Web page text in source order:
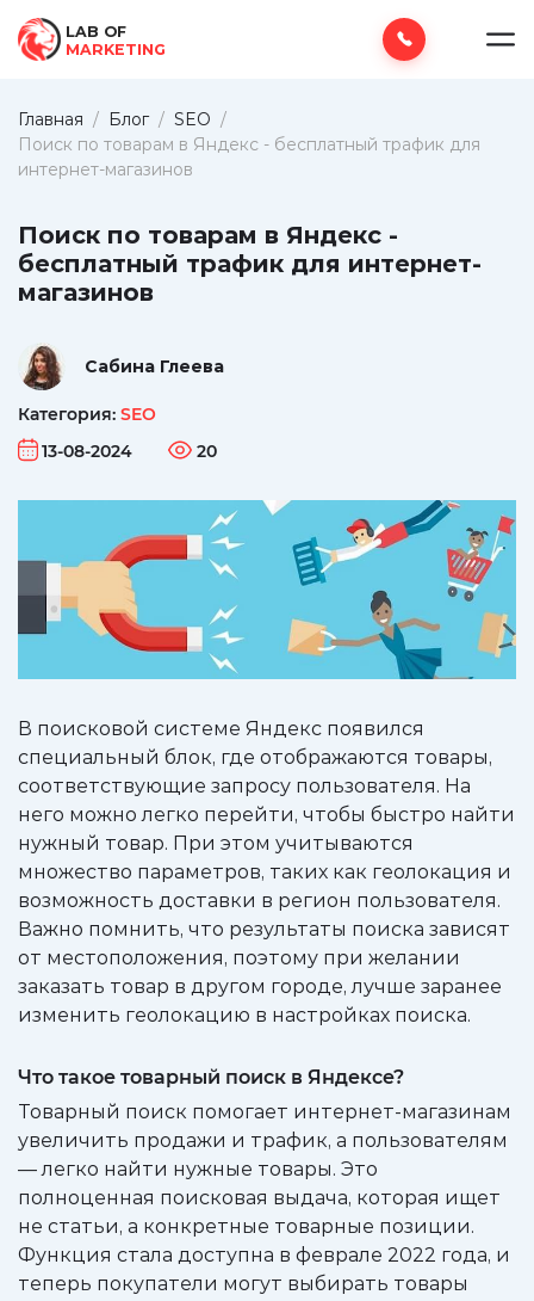
LAB OF
MARKETING
Главная / Блог / SEO /
Поиск по товарам в Яндекс - бесплатный трафик для
интернет-магазинов
Поиск по товарам в Яндекс -
бесплатный трафик для интернет-
магазинов
Сабина Глеева
Категория: SEO
13-08-2024
20
В поисковой системе Яндекс появился
специальный блок, где отображаются товары,
соответствующие запросу пользователя. На
него можно легко перейти, чтобы быстро найти
нужный товар. При этом учитываются
множество параметров, таких как геолокация и
возможность доставки в регион пользователя.
Важно помнить, что результаты поиска зависят
от местоположения, поэтому при желании
заказать товар в другом городе, лучше заранее
изменить геолокацию в настройках поиска.
Что такое товарный поиск в Яндексе?
Товарный поиск помогает интернет-магазинам
увеличить продажи и трафик, а пользователям
— легко найти нужные товары. Это
полноценная поисковая выдача, которая ищет
не статьи, а конкретные товарные позиции.
Функция стала доступна в феврале 2022 года, и
теперь покупатели могут выбирать товары